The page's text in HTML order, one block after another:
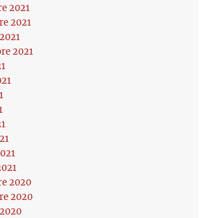
2021
2021
2021
2020
2020